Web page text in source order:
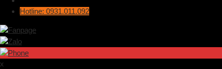
Hotline: 0931.011.092
x